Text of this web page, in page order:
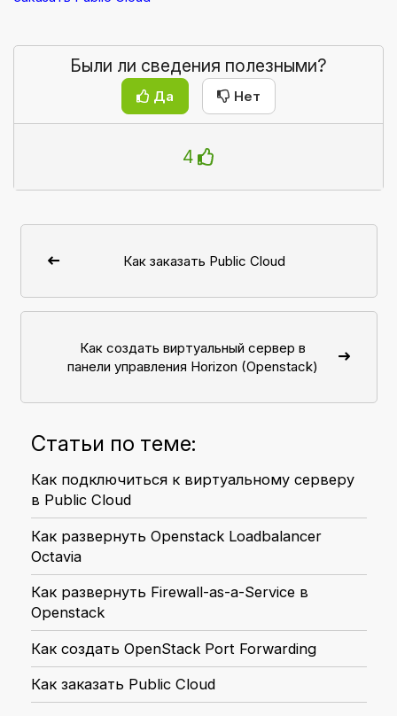
Были ли сведения полезными?
Да Нет
4
Как заказать Public Cloud
Как создать виртуальный сервер в
панели управления Horizon (Openstack)
Статьи по теме:
Как подключиться к виртуальному серверу
в Public Cloud
Как развернуть Openstack Loadbalancer
Octavia
Как развернуть Firewall-as-a-Service в
Openstack
Как создать OpenStack Port Forwarding
Как заказать Public Cloud